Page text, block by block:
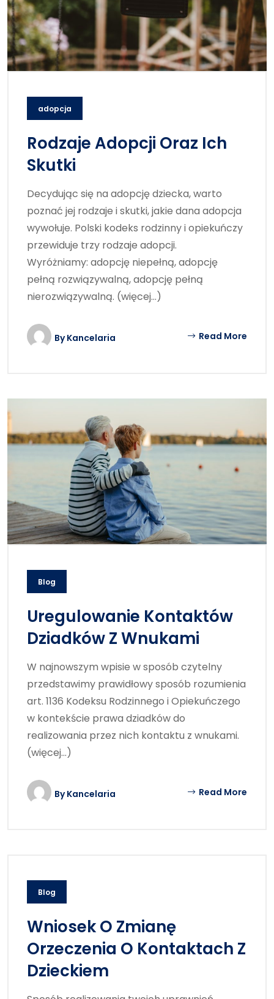
adopcja
Rodzaje Adopcji Oraz Ich
Skutki
Decydując się na adopcję dziecka, warto
poznać jej rodzaje i skutki, jakie dana adopcja
wywołuje. Polski kodeks rodzinny i opiekuńczy
przewiduje trzy rodzaje adopcji.
Wyróżniamy: adopcję niepełną, adopcję
pełną rozwiązywalną, adopcję pełną
nierozwiązywalną. (więcej…)
ByKancelaria Read More
Blog
Uregulowanie Kontaktów
Dziadków Z Wnukami
W najnowszym wpisie w sposób czytelny
przedstawimy prawidłowy sposób rozumienia
art. 1136 Kodeksu Rodzinnego i Opiekuńczego
w kontekście prawa dziadków do
realizowania przez nich kontaktu z wnukami.
(więcej…)
ByKancelaria Read More
Blog
Wniosek O Zmianę
Orzeczenia O Kontaktach Z
Dzieckiem